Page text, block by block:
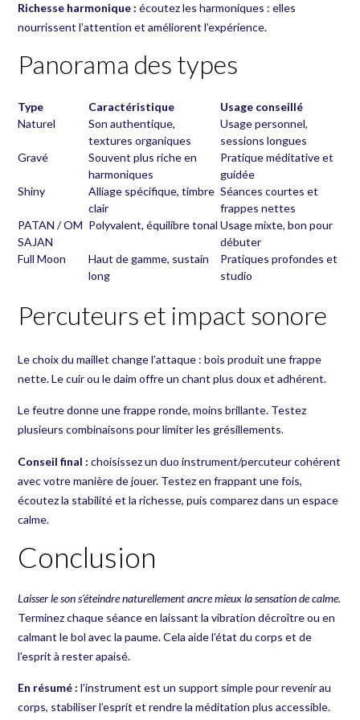
Richesse harmonique : écoutez les harmoniques : elles
nourrissent l’attention et améliorent l’expérience.
Panorama des types
Type Caractéristique
Usage conseillé
Naturel
Son authentique,
textures organiques
Usage personnel,
sessions longues
Gravé
Souvent plus riche en
harmoniques
Pratique méditative et
guidée
Shiny
Alliage spécifique, timbre
clair
Séances courtes et
frappes nettes
PATAN / OM
SAJAN
Polyvalent, équilibre tonal Usage mixte, bon pour
débuter
Full Moon
Haut de gamme, sustain
long
Pratiques profondes et
studio
Percuteurs et impact sonore
Le choix du maillet change l’attaque : bois produit une frappe
nette. Le cuir ou le daim offre un chant plus doux et adhérent.
Le feutre donne une frappe ronde, moins brillante. Testez
plusieurs combinaisons pour limiter les grésillements.
Conseil final : choisissez un duo instrument/percuteur cohérent
avec votre manière de jouer. Testez en frappant une fois,
écoutez la stabilité et la richesse, puis comparez dans un espace
calme.
Conclusion
Laisser le son s’éteindre naturellement ancre mieux la sensation de calme.
Terminez chaque séance en laissant la vibration décroître ou en
calmant le bol avec la paume. Cela aide l’état du corps et de
l’esprit à rester apaisé.
En résumé : l’instrument est un support simple pour revenir au
corps, stabiliser l’esprit et rendre la méditation plus accessible.